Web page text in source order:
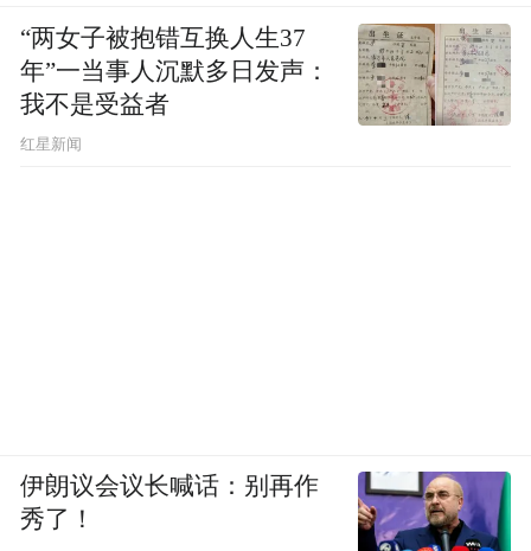
“两女子被抱错互换人生37
年”一当事人沉默多日发声：
我不是受益者
红星新闻
伊朗议会议长喊话：别再作
秀了！